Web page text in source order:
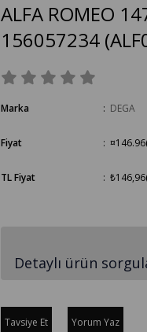
ALFA ROMEO
156057234
Marka : DEGA
Fiyat : ¤146.96
TL Fiyat : ₺146,96
Detaylı ürün
Tavsiye Et Yorum Yaz